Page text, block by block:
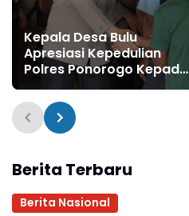
Kepala Desa Bulu
Apresiasi Kepedulian
Polres Ponorogo Kepada
Puluhan Warga Kurang
Mampu
Berita Terbaru
Berita Nasional